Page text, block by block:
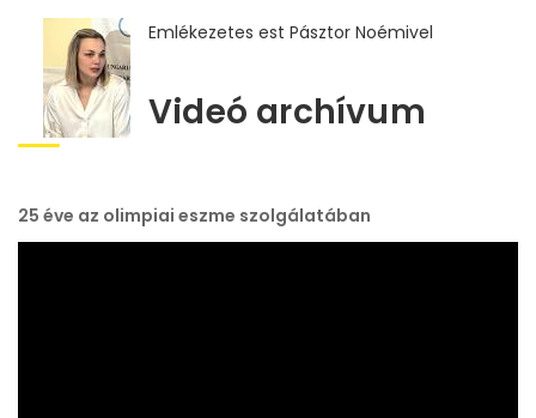
Emlékezetes est Pásztor Noémivel
Videó archívum
25 éve az olimpiai eszme szolgálatában